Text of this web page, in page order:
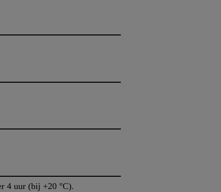
4 uur (bij +20 °C).